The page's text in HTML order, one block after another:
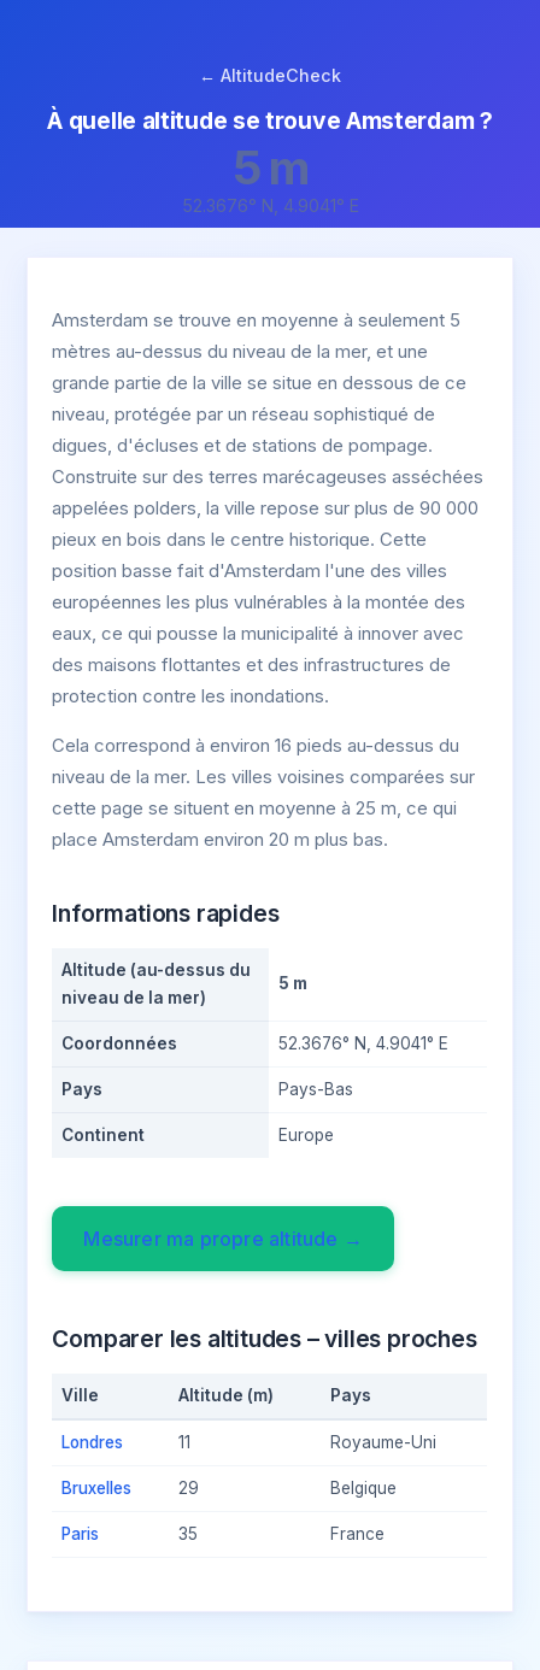
← AltitudeCheck
À quelle altitude se trouve Amsterdam ?
5 m
52.3676° N, 4.9041° E
Amsterdam se trouve en moyenne à seulement 5
mètres au-dessus du niveau de la mer, et une
grande partie de la ville se situe en dessous de ce
niveau, protégée par un réseau sophistiqué de
digues, d'écluses et de stations de pompage.
Construite sur des terres marécageuses asséchées
appelées polders, la ville repose sur plus de 90 000
pieux en bois dans le centre historique. Cette
position basse fait d'Amsterdam l'une des villes
européennes les plus vulnérables à la montée des
eaux, ce qui pousse la municipalité à innover avec
des maisons flottantes et des infrastructures de
protection contre les inondations.
Cela correspond à environ 16 pieds au-dessus du
niveau de la mer. Les villes voisines comparées sur
cette page se situent en moyenne à 25 m, ce qui
place Amsterdam environ 20 m plus bas.
Informations rapides
Altitude (au-dessus du
niveau de la mer)
5 m
Coordonnées 52.3676° N, 4.9041° E
Pays Pays-Bas
Continent Europe
Mesurer ma propre altitude →
Comparer les altitudes – villes proches
Ville Altitude (m) Pays
Londres 11 Royaume-Uni
Bruxelles 29 Belgique
Paris 35 France